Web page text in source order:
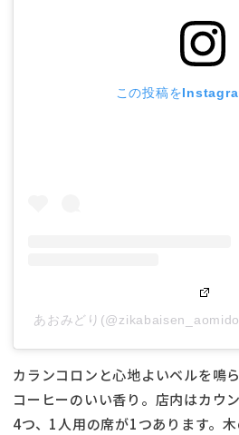
この投稿を
あおみどり
カランコロンと心地よいベルを鳴
コーヒーのいい香り。店内はカウ
4つ、1人用の席が1つあります。